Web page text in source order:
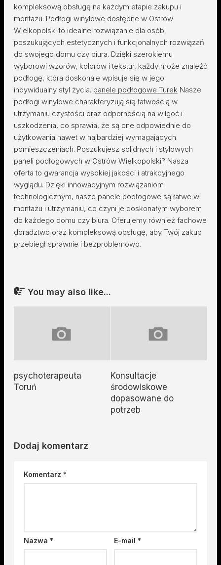
kompleksową obsługę na każdym etapie zakupu i
montażu. Podłogi winylowe dostępne w Ostrów
Wielkopolski to idealne rozwiązanie dla osób
poszukujących estetycznych i funkcjonalnych rozwiązań
do swojego domu czy biura. Dzięki szerokiemu
wyborowi wzorów, kolorów i tekstur, każdy może znaleźć
podłogę, która doskonale wpisuje się w jego
indywidualny styl życia. panele podłogowe Turek Nasze
podłogi winylowe charakteryzują się łatwością w
utrzymaniu czystości oraz odpornością na wilgoć i
uszkodzenia, co sprawia, że są one odpowiednie do
użytkowania nawet w najbardziej wymagających
pomieszczeniach. Poszukujesz solidnych i stylowych
paneli podłogowych w Ostrów Wielkopolski? Nasza
oferta to gwarancja wysokiej jakości i atrakcyjnego
wyglądu. Dzięki innowacyjnym rozwiązaniom
technologicznym, nasze panele podłogowe są łatwe w
montażu i utrzymaniu, co czyni je doskonałym wyborem
do każdego domu czy biura. Oferujemy również fachowe
doradztwo oraz kompleksową obsługę, aby Twój zakup
przebiegł sprawnie i bezproblemowo.
You may also like...
psychoterapeuta
Toruń
Konsultacje
środowiskowe
dopasowane do
potrzeb
Dodaj komentarz
Komentarz *
Nazwa * E-mail*